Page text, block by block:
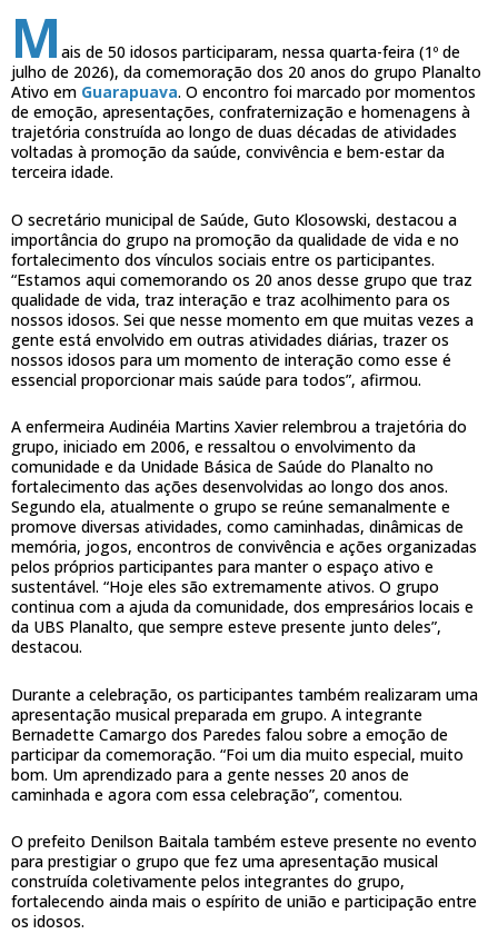
M ais de 50 idosos participaram, nessa quarta-feira (1º de
julho de 2026), da comemoração dos 20 anos do grupo Planalto
Ativo em Guarapuava. O encontro foi marcado por momentos
de emoção, apresentações, confraternização e homenagens à
trajetória construída ao longo de duas décadas de atividades
voltadas à promoção da saúde, convivência e bem-estar da
terceira idade.
O secretário municipal de Saúde, Guto Klosowski, destacou a
importância do grupo na promoção da qualidade de vida e no
fortalecimento dos vínculos sociais entre os participantes.
“Estamos aqui comemorando os 20 anos desse grupo que traz
qualidade de vida, traz interação e traz acolhimento para os
nossos idosos. Sei que nesse momento em que muitas vezes a
gente está envolvido em outras atividades diárias, trazer os
nossos idosos para um momento de interação como esse é
essencial proporcionar mais saúde para todos”, afirmou.
A enfermeira Audinéia Martins Xavier relembrou a trajetória do
grupo, iniciado em 2006, e ressaltou o envolvimento da
comunidade e da Unidade Básica de Saúde do Planalto no
fortalecimento das ações desenvolvidas ao longo dos anos.
Segundo ela, atualmente o grupo se reúne semanalmente e
promove diversas atividades, como caminhadas, dinâmicas de
memória, jogos, encontros de convivência e ações organizadas
pelos próprios participantes para manter o espaço ativo e
sustentável. “Hoje eles são extremamente ativos. O grupo
continua com a ajuda da comunidade, dos empresários locais e
da UBS Planalto, que sempre esteve presente junto deles”,
destacou.
Durante a celebração, os participantes também realizaram uma
apresentação musical preparada em grupo. A integrante
Bernadette Camargo dos Paredes falou sobre a emoção de
participar da comemoração. “Foi um dia muito especial, muito
bom. Um aprendizado para a gente nesses 20 anos de
caminhada e agora com essa celebração”, comentou.
O prefeito Denilson Baitala também esteve presente no evento
para prestigiar o grupo que fez uma apresentação musical
construída coletivamente pelos integrantes do grupo,
fortalecendo ainda mais o espírito de união e participação entre
os idosos.